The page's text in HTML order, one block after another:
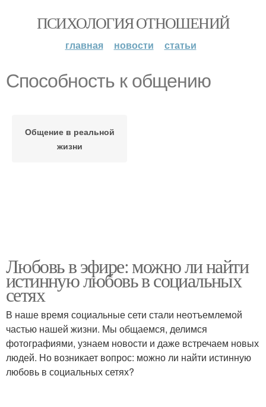
ПСИХОЛОГИЯ ОТНОШЕНИЙ
главная новости статьи
Способность к общению
Общение в реальной
жизни
Любовь в эфире: можно ли найти
истинную любовь в социальных
сетях
В наше время социальные сети стали неотъемлемой
частью нашей жизни. Мы общаемся, делимся
фотографиями, узнаем новости и даже встречаем новых
людей. Но возникает вопрос: можно ли найти истинную
любовь в социальных сетях?